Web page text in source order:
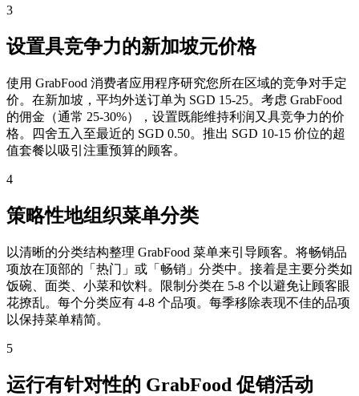
3
设置具竞争力的新加坡元价格
使用 GrabFood 消费者应用程序研究您所在区域的竞争对手定
价。在新加坡，平均外送订单为 SGD 15-25。考虑 GrabFood
的佣金（通常 25-30%），设置既能维持利润又具竞争力的价
格。四舍五入至最近的 SGD 0.50。推出 SGD 10-15 价位的超
值套餐以吸引注重预算的顾客。
4
策略性地组织菜单分类
以清晰的分类结构整理 GrabFood 菜单来引导顾客。将畅销品
项放在顶部的「热门」或「畅销」分类中。接着是主要分类如
饭碗、面类、小菜和饮料。限制分类在 5-8 个以避免让顾客眼
花撩乱。每个分类应有 4-8 个品项。每季移除表现不佳的品项
以保持菜单精简。
5
运行有针对性的 GrabFood 促销活动